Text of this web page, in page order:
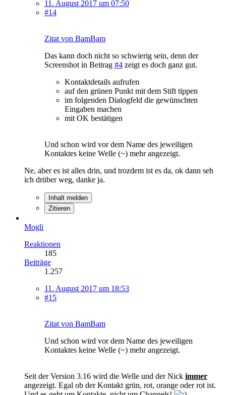
11. August 2017 um 07:50
#14
Zitat von BamBam
Das kann doch nicht so schwierig sein, denn der
Screenshot in Beitrag #4 zeigt es doch ganz gut.
Kontaktdetails aufrufen
auf den grünen Punkt mit dem Stift tippen
im folgenden Dialogfeld die gewünschten
Eingaben machen
mit OK bestätigen
Und schon wird vor dem Name des jeweiligen
Kontaktes keine Welle (~) mehr angezeigt.
Ne, aber es ist alles drin, und trozdem ist es da, ok dann seh
ich drüber weg, danke ja.
Inhalt melden
Zitieren
Mogli
Reaktionen
185
Beiträge
1.257
11. August 2017 um 18:53
#15
Zitat von BamBam
Und schon wird vor dem Name des jeweiligen
Kontaktes keine Welle (~) mehr angezeigt.
Seit der Version 3.16 wird die Welle und der Nick immer
angezeigt. Egal ob der Kontakt grün, rot, orange oder rot ist.